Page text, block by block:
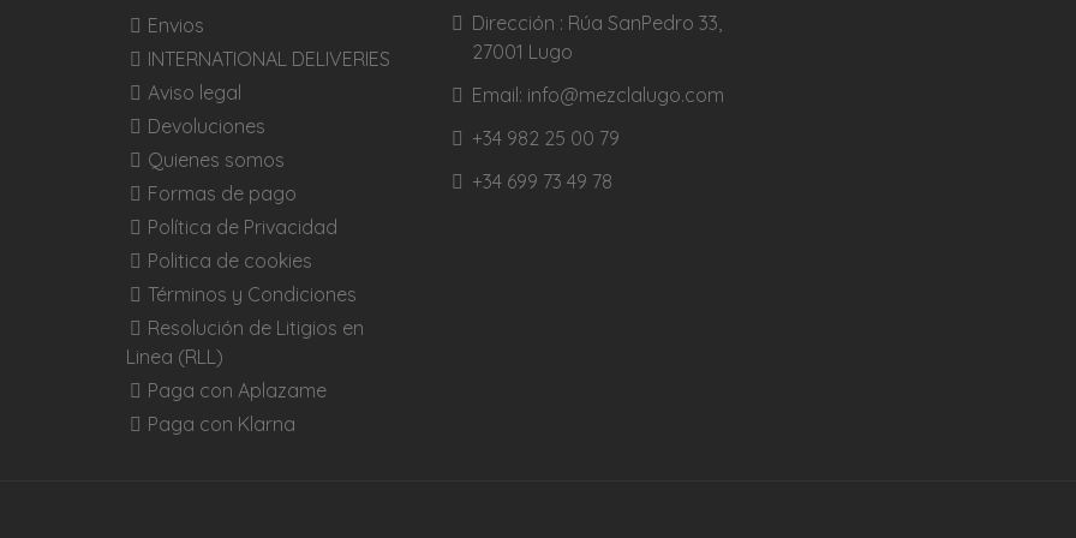
Envios
INTERNATIONAL DELIVERIES
Aviso legal
Devoluciones
Quienes somos
Formas de pago
Política de Privacidad
Politica de cookies
Términos y Condiciones
Resolución de Litigios en
Linea (RLL)
Paga con Aplazame
Paga con Klarna
Dirección : Rúa SanPedro 33,
27001 Lugo
Email: info@mezclalugo.com
+34 982 25 00 79
+34 699 73 49 78